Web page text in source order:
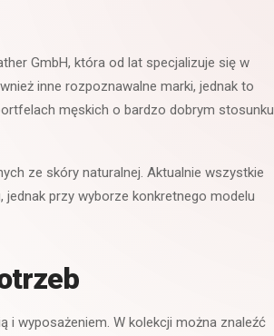
GmbH, która od lat specjalizuje się w
inne rozpoznawalne marki, jednak to
męskich o bardzo dobrym stosunku
ze skóry naturalnej. Aktualnie wszystkie
przy wyborze konkretnego modelu
i wyposażeniem. W kolekcji można znaleźć